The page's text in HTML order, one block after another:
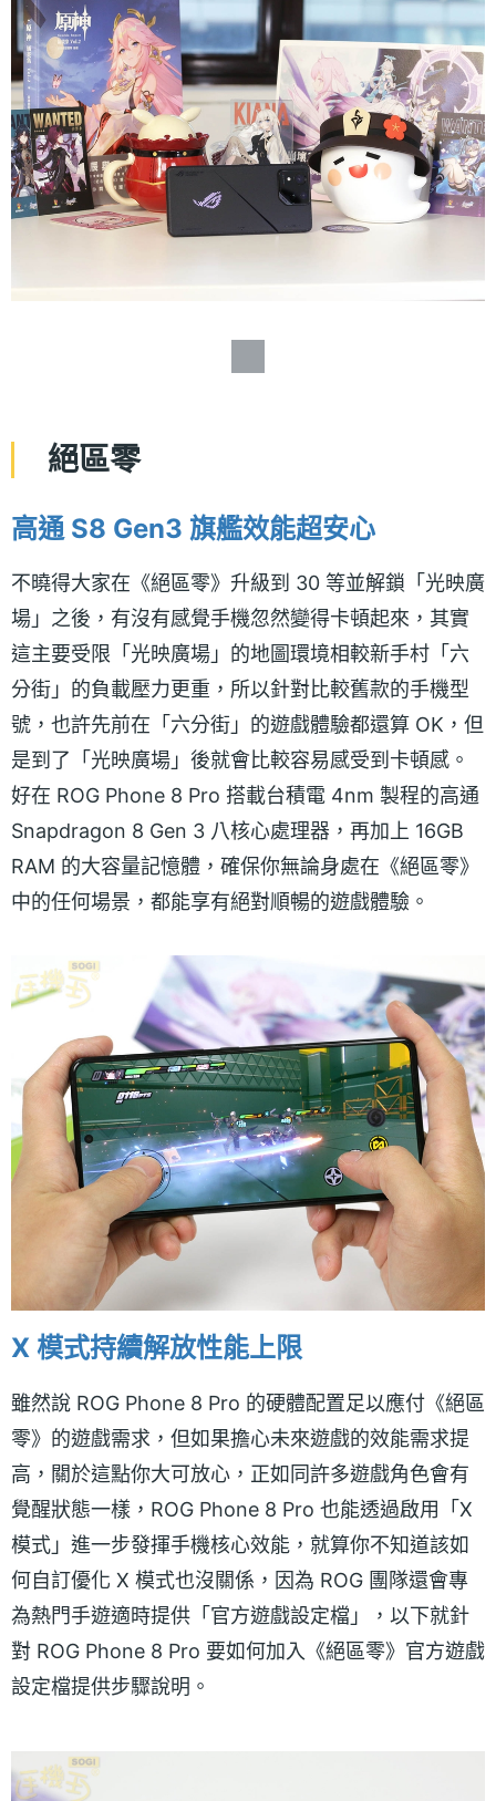
絕區零
高通 S8 Gen3 旗艦效能超安心
不曉得大家在《絕區零》升級到 30 等並解鎖「光映廣
場」之後，有沒有感覺手機忽然變得卡頓起來，其實
這主要受限「光映廣場」的地圖環境相較新手村「六
分街」的負載壓力更重，所以針對比較舊款的手機型
號，也許先前在「六分街」的遊戲體驗都還算 OK，但
是到了「光映廣場」後就會比較容易感受到卡頓感。
好在 ROG Phone 8 Pro 搭載台積電 4nm 製程的高通
Snapdragon 8 Gen 3 八核心處理器，再加上 16GB
RAM 的大容量記憶體，確保你無論身處在《絕區零》
中的任何場景，都能享有絕對順暢的遊戲體驗。
X 模式持續解放性能上限
雖然說 ROG Phone 8 Pro 的硬體配置足以應付《絕區
零》的遊戲需求，但如果擔心未來遊戲的效能需求提
高，關於這點你大可放心，正如同許多遊戲角色會有
覺醒狀態一樣，ROG Phone 8 Pro 也能透過啟用「X
模式」進一步發揮手機核心效能，就算你不知道該如
何自訂優化 X 模式也沒關係，因為 ROG 團隊還會專
為熱門手遊適時提供「官方遊戲設定檔」，以下就針
對 ROG Phone 8 Pro 要如何加入《絕區零》官方遊戲
設定檔提供步驟說明。